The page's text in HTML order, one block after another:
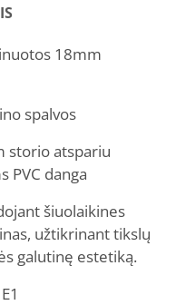
18mm
spalvos
storio atspariu
PVC danga
šiuolaikines
užtikrinant tikslų
galutinę estetiką.